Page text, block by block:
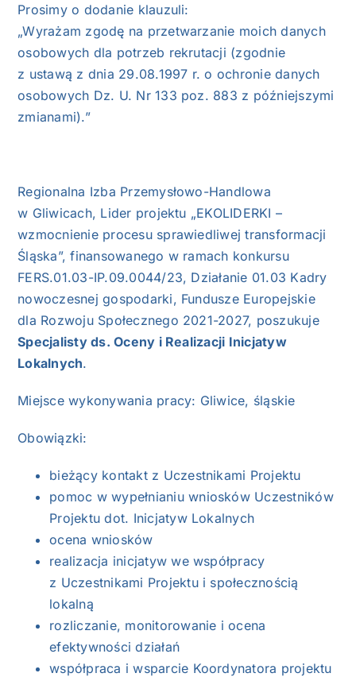
Prosimy o dodanie klauzuli:
„Wyrażam zgodę na przetwarzanie moich danych
osobowych dla potrzeb rekrutacji (zgodnie
z ustawą z dnia 29.08.1997 r. o ochronie danych
osobowych Dz. U. Nr 133 poz. 883 z późniejszymi
zmianami).”
Regionalna Izba Przemysłowo-Handlowa
w Gliwicach, Lider projektu „EKOLIDERKI –
wzmocnienie procesu sprawiedliwej transformacji
Śląska”, finansowanego w ramach konkursu
FERS.01.03-IP.09.0044/23, Działanie 01.03 Kadry
nowoczesnej gospodarki, Fundusze Europejskie
dla Rozwoju Społecznego 2021-2027, poszukuje
Specjalisty ds. Oceny i Realizacji Inicjatyw
Lokalnych.
Miejsce wykonywania pracy: Gliwice, śląskie
Obowiązki:
bieżący kontakt z Uczestnikami Projektu
pomoc w wypełnianiu wniosków Uczestników
Projektu dot. Inicjatyw Lokalnych
ocena wniosków
realizacja inicjatyw we współpracy
z Uczestnikami Projektu i społecznością
lokalną
rozliczanie, monitorowanie i ocena
efektywności działań
współpraca i wsparcie Koordynatora projektu